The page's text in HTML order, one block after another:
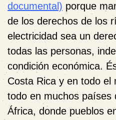
documental) porque
de los derechos de los
electricidad sea un
todas las personas,
condición económica.
Costa Rica y en todo el
todo en muchos países
África, donde pueblos